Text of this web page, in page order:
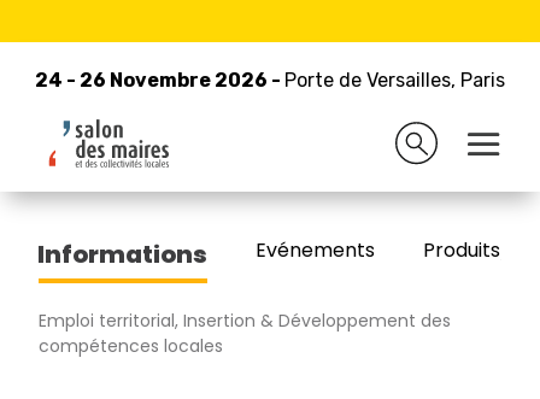
24 - 26 Novembre 2026 - Porte de Versailles, Paris
24 - 26 Novembre 2026 - Porte de Versailles, Paris
Retour à la liste des exposants
EKONEA
Informations Evénements Produits/
Emploi territorial, Insertion & Développement des
compétences locales